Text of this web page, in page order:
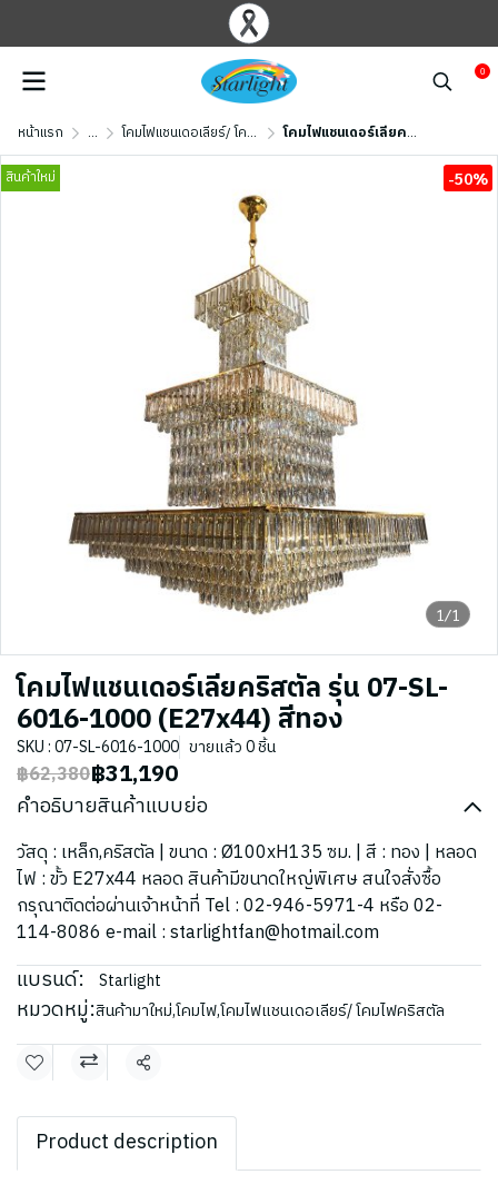
0
หน้าแรก ... โคมไฟแชนเดอเลียร์/ โคมไฟคริสตัล โคมไฟแชนเดอร์เลียคริสตัล รุ่น 07-SL-6016-1000 (E27x44) สีทอง
1/1
สินค้าใหม่ -50%
โคมไฟแชนเดอร์เลียคริสตัล รุ่น 07-SL-
6016-1000 (E27x44) สีทอง
SKU : 07-SL-6016-1000 ขายแล้ว 0 ชิ้น
฿62,380฿31,190
คำอธิบายสินค้าแบบย่อ
วัสดุ : เหล็ก,คริสตัล | ขนาด : Ø100xH135 ซม. | สี : ทอง | หลอด
ไฟ : ขั้ว E27x44 หลอด สินค้ามีขนาดใหญ่พิเศษ สนใจสั่งซื้อ
กรุณาติดต่อผ่านเจ้าหน้าที่่ Tel : 02-946-5971-4 หรือ 02-
114-8086 e-mail : starlightfan@hotmail.com
แบรนด์: Starlight
หมวดหมู่:สินค้ามาใหม่,โคมไฟ,โคมไฟแชนเดอเลียร์/ โคมไฟคริสตัล
แชร์
Product description